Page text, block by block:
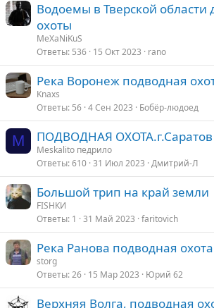
Водоемы в Тверской области
охоты
MeXaNiKuS
Ответы 536 15 Окт 2023 rano
Река Воронеж подводная
Knaxs
Ответы 56 4 Сен 2023 Бобёр-людоед
M ПОДВОДНАЯ ОХОТА.г.Саратов
Meskalito педрило
Ответы 610 31 Июл 2023 Дмитрий-Л
Большой трип на край земли
FISHКИ
Ответы 1 31 Май 2023 faritovich
Река Ранова подводная охота
storg
Ответы 26 15 Мар 2023 Юрий 62
Верхняя Волга, подводная